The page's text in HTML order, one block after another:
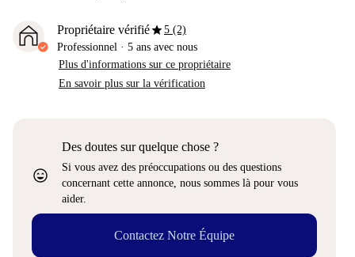
Propriétaire vérifiéstar5 (2)
Professionnel · 5 ans avec nous
Plus d'informations sur ce propriétaire
En savoir plus sur la vérification
sentiment_very_satisfied
Des doutes sur quelque chose ?
Si vous avez des préoccupations ou des questions
concernant cette annonce, nous sommes là pour vous
aider.
Contactez Notre Équipe